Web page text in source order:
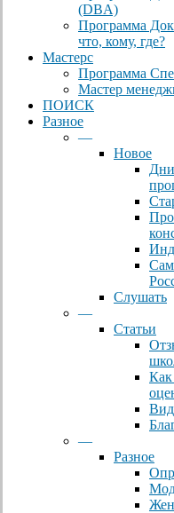
(DBА)
Программа
что, кому, где?
Мастерс
Программа
Мастер
ПОИСК
Разное
—
Новое
Слушать
—
Статьи
—
Разное